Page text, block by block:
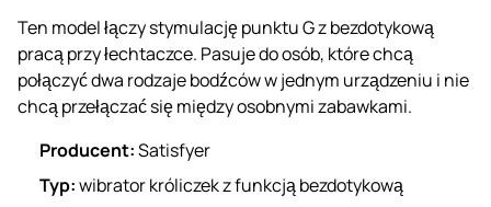
Ten model łączy stymulację punktu G z bezdotykową
pracą przy łechtaczce. Pasuje do osób, które chcą
połączyć dwa rodzaje bodźców w jednym urządzeniu i nie
chcą przełączać się między osobnymi zabawkami.
Producent:Satisfyer
Typ:wibrator króliczekz funkcją bezdotykową